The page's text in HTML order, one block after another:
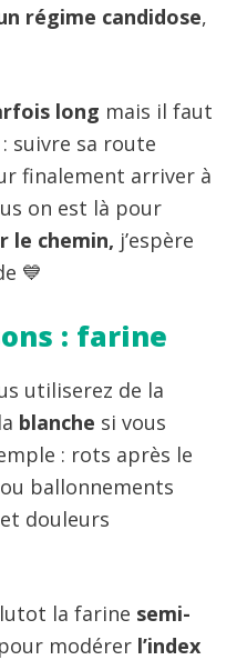
régime candidose,
long mais il faut
: suivre sa route
finalement arriver à
on est là pour
le chemin, j’espère
💙
: farine
utiliserez de la
blanche si vous
: rots après le
ballonnements
douleurs
la farine semi-
pour modérer l’index